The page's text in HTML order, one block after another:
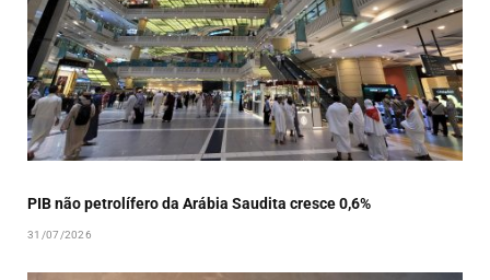
PIB não petrolífero da Arábia Saudita cresce 0,6%
31/07/2026